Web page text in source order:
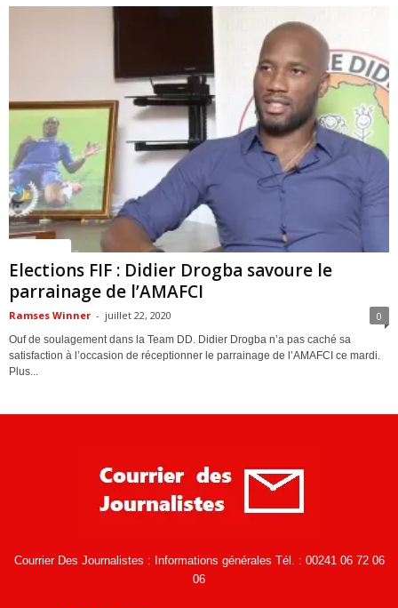
Elections FIF : Didier Drogba savoure le
parrainage de l’AMAFCI
Ramses Winner - juillet 22, 2020 0
Ouf de soulagement dans la Team DD. Didier Drogba n’a pas caché sa
satisfaction à l’occasion de réceptionner le parrainage de l’AMAFCI ce mardi.
Plus...
Courrier Des Journalistes : Informations générales Tél. : 00241 06 72 06
06